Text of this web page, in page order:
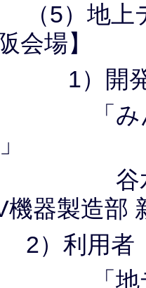
）地上デ
会場】
者の
なのテ
広（
機器製造部
利用者（
受像